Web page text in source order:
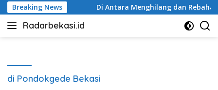
Langsung
ke
konten
Breaking News
Bekasi Di Antara Menghilang dan Rebahan,
Radarbekasi.id
Berita
di Pondokgede Bekasi